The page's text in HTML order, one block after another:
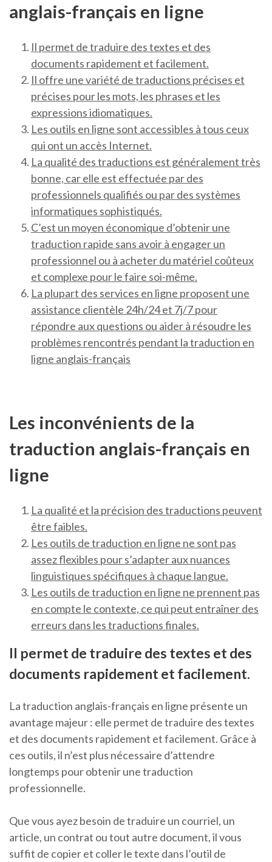
anglais-français en ligne
Il permet de traduire des textes et des
documents rapidement et facilement.
Il offre une variété de traductions précises et
précises pour les mots, les phrases et les
expressions idiomatiques.
Les outils en ligne sont accessibles à tous ceux
qui ont un accès Internet.
La qualité des traductions est généralement très
bonne, car elle est effectuée par des
professionnels qualifiés ou par des systèmes
informatiques sophistiqués.
C’est un moyen économique d’obtenir une
traduction rapide sans avoir à engager un
professionnel ou à acheter du matériel coûteux
et complexe pour le faire soi-même.
La plupart des services en ligne proposent une
assistance clientèle 24h/24 et 7j/7 pour
répondre aux questions ou aider à résoudre les
problèmes rencontrés pendant la traduction en
ligne anglais-français
Les inconvénients de la
traduction anglais-français en
ligne
La qualité et la précision des traductions peuvent
être faibles.
Les outils de traduction en ligne ne sont pas
assez flexibles pour s’adapter aux nuances
linguistiques spécifiques à chaque langue.
Les outils de traduction en ligne ne prennent pas
en compte le contexte, ce qui peut entraîner des
erreurs dans les traductions finales.
Il permet de traduire des textes et des
documents rapidement et facilement.
La traduction anglais-français en ligne présente un
avantage majeur : elle permet de traduire des textes
et des documents rapidement et facilement. Grâce à
ces outils, il n’est plus nécessaire d’attendre
longtemps pour obtenir une traduction
professionnelle.
Que vous ayez besoin de traduire un courriel, un
article, un contrat ou tout autre document, il vous
suffit de copier et coller le texte dans l’outil de